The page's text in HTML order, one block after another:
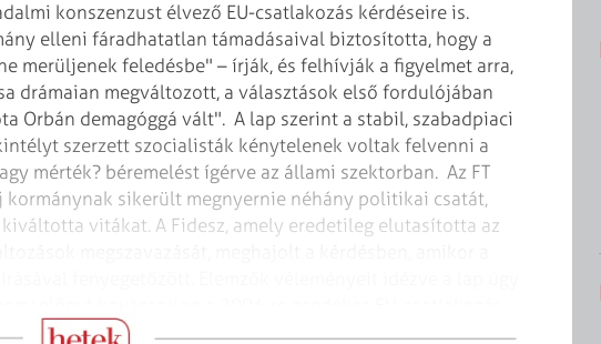
konszenzust élvező EU-csatlakozás kérdéseire is.
elleni fáradhatatlan támadásaival biztosította, hogy a
merüljenek feledésbe" – írják, és felhívják a figyelmet arra,
drámaian megváltozott, a választások első fordulójában
Orbán demagóggá vált". A lap szerint a stabil, szabadpiaci
szerzett szocialisták kénytelenek voltak felvenni a
mérték? béremelést ígérve az állami szektorban. Az FT
kormánynak sikerült megnyernie néhány politikai csatát,
vitákat. A Fidesz, amely eredetileg elutasította az